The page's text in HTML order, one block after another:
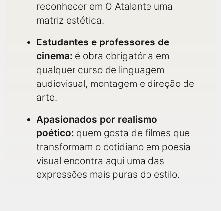
reconhecer em O Atalante uma
matriz estética.
Estudantes e professores de
cinema: é obra obrigatória em
qualquer curso de linguagem
audiovisual, montagem e direção de
arte.
Apasionados por realismo
poético: quem gosta de filmes que
transformam o cotidiano em poesia
visual encontra aqui uma das
expressões mais puras do estilo.